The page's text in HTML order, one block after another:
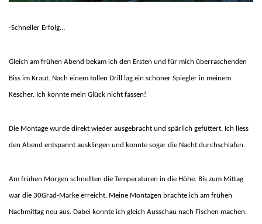
-Schneller Erfolg…
Gleich am frühen Abend bekam ich den Ersten und für mich überraschenden
Biss im Kraut. Nach einem tollen Drill lag ein schöner Spiegler in meinem
Kescher. Ich konnte mein Glück nicht fassen!
Die Montage wurde direkt wieder ausgebracht und spärlich gefüttert. Ich liess
den Abend entspannt ausklingen und konnte sogar die Nacht durchschlafen.
Am frühen Morgen schnellten die Temperaturen in die Höhe. Bis zum Mittag
war die 30Grad-Marke erreicht. Meine Montagen brachte ich am frühen
Nachmittag neu aus. Dabei konnte ich gleich Ausschau nach Fischen machen.